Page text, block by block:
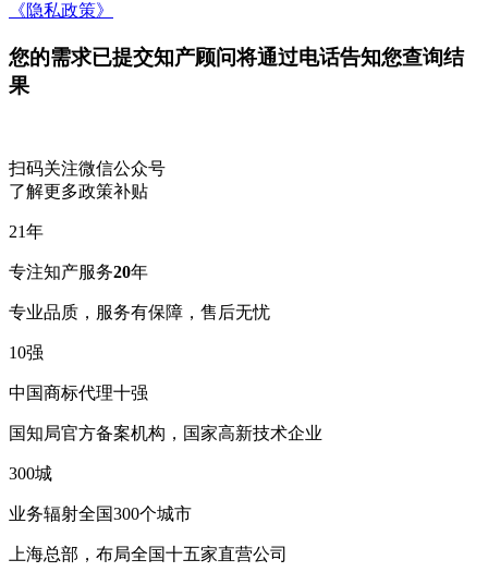
《隐私政策》
您的需求已提交知产顾问将通过电话告知您查询结
果
扫码关注微信公众号
了解更多政策补贴
21年
专注知产服务20年
专业品质，服务有保障，售后无忧
10强
中国商标代理十强
国知局官方备案机构，国家高新技术企业
300城
业务辐射全国300个城市
上海总部，布局全国十五家直营公司